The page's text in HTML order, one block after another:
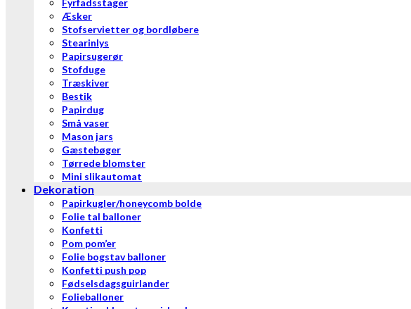
Fyrfadsstager
Æsker
Stofservietter og bordløbere
Stearinlys
Papirsugerør
Stofduge
Træskiver
Bestik
Papirdug
Små vaser
Mason jars
Gæstebøger
Tørrede blomster
Mini slikautomat
Dekoration
Papirkugler/honeycomb bolde
Folie tal balloner
Konfetti
Pom pom’er
Folie bogstav balloner
Konfetti push pop
Fødselsdagsguirlander
Folieballoner